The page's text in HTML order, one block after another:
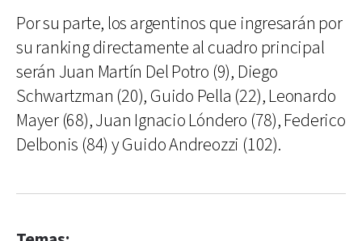
Por su parte, los argentinos que ingresarán por
su ranking directamente al cuadro principal
serán Juan Martín Del Potro (9), Diego
Schwartzman (20), Guido Pella (22), Leonardo
Mayer (68), Juan Ignacio Lóndero (78), Federico
Delbonis (84) y Guido Andreozzi (102).